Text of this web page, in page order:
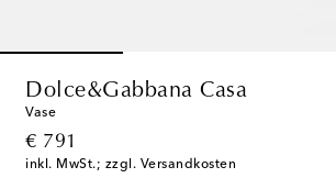
Dolce&Gabbana Casa
Vase
€ 791
original price
inkl. MwSt.; zzgl. Versandkosten